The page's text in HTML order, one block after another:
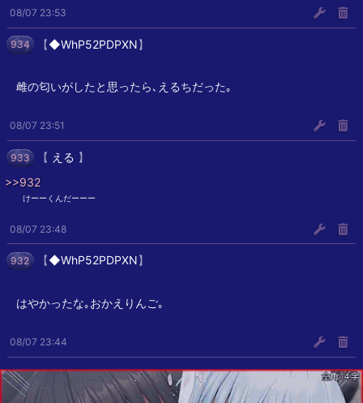
08/07 23:53
934 【◆WhP52PDPXN】
雌の匂いがしたと思ったら､えるちだった｡
08/07 23:51
933 【 える 】
>>932
︎︎ ︎︎けーーくんだーーー
08/07 23:48
932 【◆WhP52PDPXN】
はやかったな｡おかえりんご｡
08/07 23:44